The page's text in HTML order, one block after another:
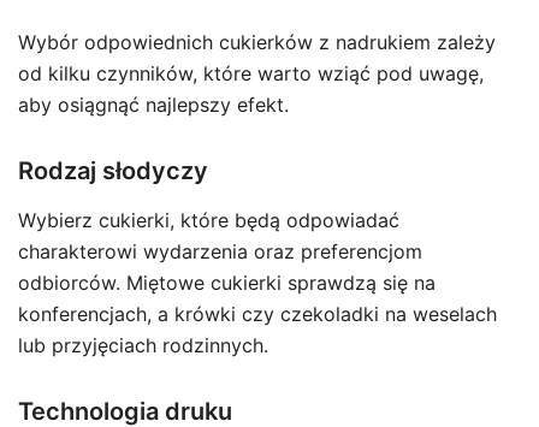
Wybór odpowiednich cukierków z nadrukiem zależy
od kilku czynników, które warto wziąć pod uwagę,
aby osiągnąć najlepszy efekt.
Rodzaj słodyczy
Wybierz cukierki, które będą odpowiadać
charakterowi wydarzenia oraz preferencjom
odbiorców. Miętowe cukierki sprawdzą się na
konferencjach, a krówki czy czekoladki na weselach
lub przyjęciach rodzinnych.
Technologia druku